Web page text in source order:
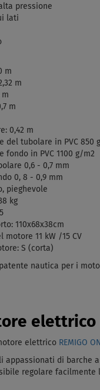
pressione
lati
m
m
m
m
0,42 m
del tubolare in PVC 850
fondo in PVC 1100 g/m2
0,6 - 0,7 mm
0, 8 - 0,9 mm
pieghevole
kg
110x68x38cm
motore 11 kW /15 CV
S (corta)
nautica per i
elettrico
elettrico REMIGO
appassionati di barche
regolare